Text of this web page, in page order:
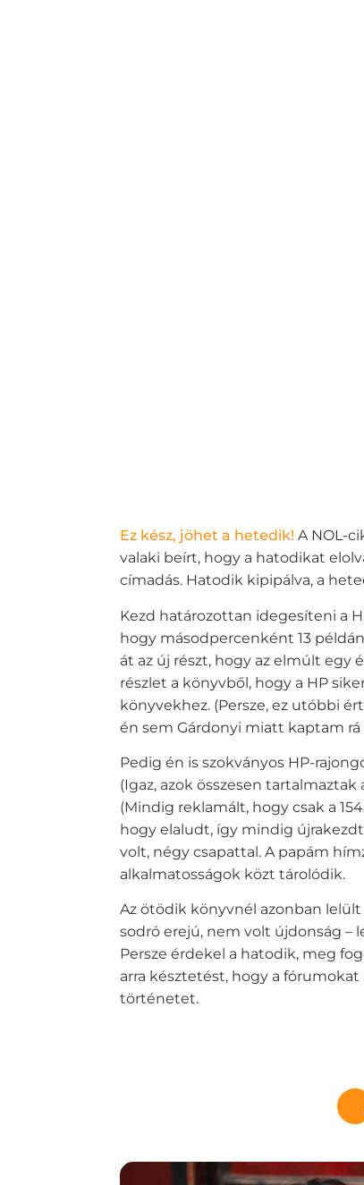
Ez kész, jöhet a hetedik! A NOL-
valaki beírt, hogy a hatodikat
címadás. Hatodik kipipálva, a
Kezd határozottan idegesíteni a
hogy másodpercenként 13
át az új részt, hogy az elmúlt
részlet a könyvből, hogy a HP
könyvekhez. (Persze, ez utóbbi
én sem Gárdonyi miatt kaptam rá
Pedig én is szokványos HP-
(Igaz, azok összesen
(Mindig reklamált, hogy csak a
hogy elaludt, így mindig
volt, négy csapattal. A papám
alkalmatosságok közt tárolódik.
Az ötödik könyvnél azonban
sodró erejú, nem volt újdonság –
Persze érdekel a hatodik, meg
arra késztetést, hogy a
történetet.